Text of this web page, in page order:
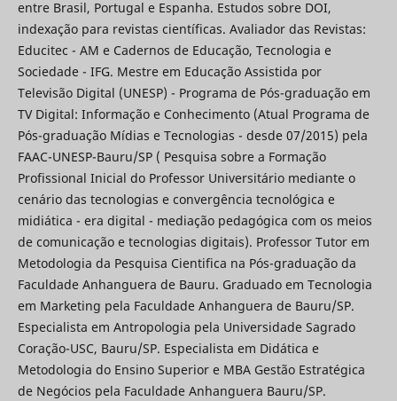
entre Brasil, Portugal e Espanha. Estudos sobre DOI,
indexação para revistas científicas. Avaliador das Revistas:
Educitec - AM e Cadernos de Educação, Tecnologia e
Sociedade - IFG. Mestre em Educação Assistida por
Televisão Digital (UNESP) - Programa de Pós-graduação em
TV Digital: Informação e Conhecimento (Atual Programa de
Pós-graduação Mídias e Tecnologias - desde 07/2015) pela
FAAC-UNESP-Bauru/SP ( Pesquisa sobre a Formação
Profissional Inicial do Professor Universitário mediante o
cenário das tecnologias e convergência tecnológica e
midiática - era digital - mediação pedagógica com os meios
de comunicação e tecnologias digitais). Professor Tutor em
Metodologia da Pesquisa Cientifica na Pós-graduação da
Faculdade Anhanguera de Bauru. Graduado em Tecnologia
em Marketing pela Faculdade Anhanguera de Bauru/SP.
Especialista em Antropologia pela Universidade Sagrado
Coração-USC, Bauru/SP. Especialista em Didática e
Metodologia do Ensino Superior e MBA Gestão Estratégica
de Negócios pela Faculdade Anhanguera Bauru/SP.